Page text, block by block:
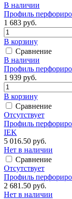
В наличии
Профиль
1 683 руб.
В корзину
Сравнение
В наличии
Профиль
1 939 руб.
В корзину
Сравнение
Отсутствует
Профиль
IEK
5 016.50 руб.
Нет в наличии
Сравнение
Отсутствует
Профиль
2 681.50 руб.
Нет в наличии